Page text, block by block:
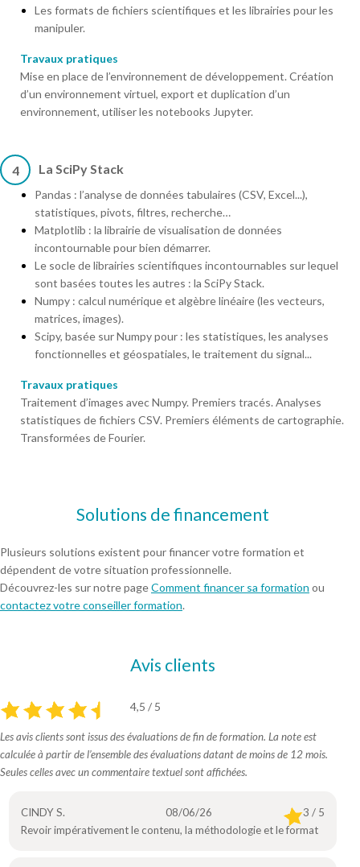
Les formats de fichiers scientifiques et les librairies pour les
manipuler.
Travaux pratiques
Mise en place de l’environnement de développement. Création
d’un environnement virtuel, export et duplication d’un
environnement, utiliser les notebooks Jupyter.
4 La SciPy Stack
Pandas : l’analyse de données tabulaires (CSV, Excel...),
statistiques, pivots, filtres, recherche…
Matplotlib : la librairie de visualisation de données
incontournable pour bien démarrer.
Le socle de librairies scientifiques incontournables sur lequel
sont basées toutes les autres : la SciPy Stack.
Numpy : calcul numérique et algèbre linéaire (les vecteurs,
matrices, images).
Scipy, basée sur Numpy pour : les statistiques, les analyses
fonctionnelles et géospatiales, le traitement du signal...
Travaux pratiques
Traitement d’images avec Numpy. Premiers tracés. Analyses
statistiques de fichiers CSV. Premiers éléments de cartographie.
Transformées de Fourier.
Solutions de financement
Plusieurs solutions existent pour financer votre formation et
dépendent de votre situation professionnelle.
Découvrez-les sur notre pageComment financer sa formation ou
contactez votre conseiller formation.
Avis clients
4,5 / 5
Les avis clients sont issus des évaluations de fin de formation. La note est
calculée à partir de l’ensemble des évaluations datant de moins de 12 mois.
Seules celles avec un commentaire textuel sont affichées.
CINDY S. 08/06/26
3 / 5
Revoir impérativement le contenu, la méthodologie et le format